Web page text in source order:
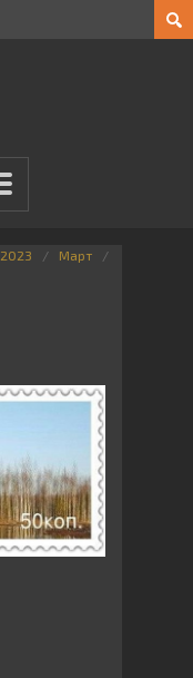
2023
Март